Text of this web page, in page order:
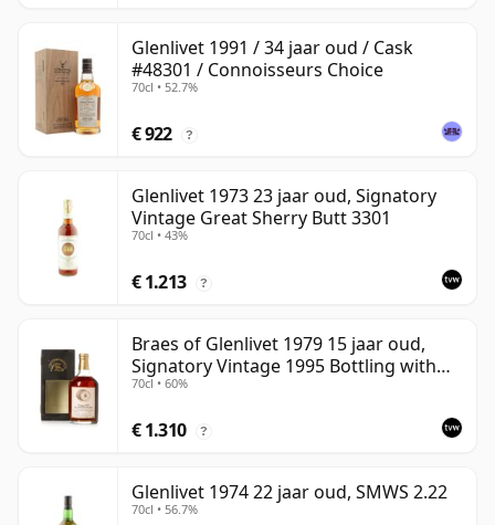
Glenlivet 1991 / 34 jaar oud / Cask
#48301 / Connoisseurs Choice
70cl • 52.7%
€ 922 ?
Glenlivet 1973 23 jaar oud, Signatory
Vintage Great Sherry Butt 3301
70cl • 43%
€ 1.213 ?
Braes of Glenlivet 1979 15 jaar oud,
Signatory Vintage 1995 Bottling with
Case - Cask 16040
70cl • 60%
€ 1.310 ?
Glenlivet 1974 22 jaar oud, SMWS 2.22
70cl • 56.7%